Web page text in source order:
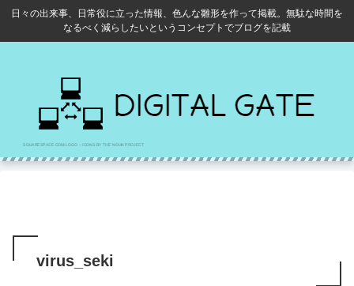
日々の出来事、日常役に立った情報、色んな雛形を作って掲載。無駄な時間を
なるべく減らしたいというコンセプトでブログを記載
virus_seki